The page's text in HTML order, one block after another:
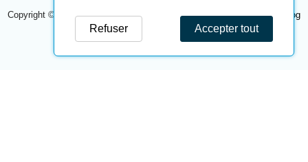
Copyright © 2026 A2S Atex. Tous droits réservés. Une réalisationNavilog
Accepter tout
Refuser